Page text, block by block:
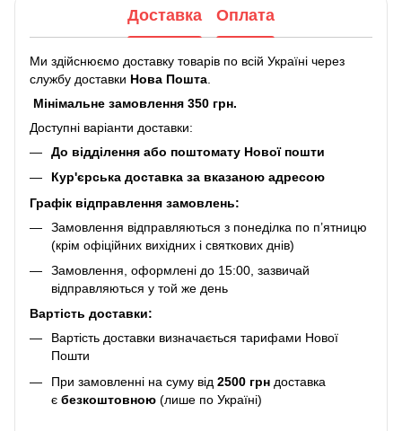
Доставка Оплата
Ми здійснюємо доставку товарів по всій Україні через
службу доставки Нова Пошта
Мінімальне замовлення 350 грн.
Доступні варіанти доставки:
До відділення або поштомату Нової пошти
Кур'єрська доставка за вказаною адресою
Графік відправлення замовлень:
Замовлення відправляються з понеділка по п’ятницю
(крім офіційних вихідних і святкових днів)
Замовлення, оформлені до 15:00, зазвичай
відправляються у той же день
Вартість доставки:
Вартість доставки визначається тарифами Нової
Пошти
При замовленні на суму від 2500 грн доставка
є безкоштовною (лише по Україні)